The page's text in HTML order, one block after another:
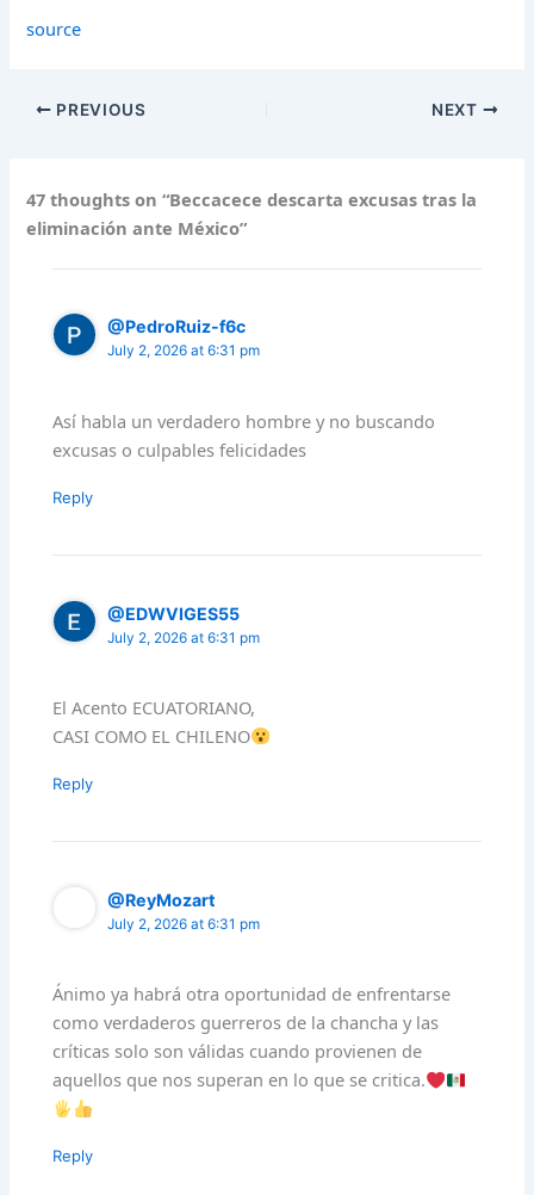
source
PREVIOUS NEXT
47 thoughts on “Beccacece descarta excusas tras la
eliminación ante México”
@PedroRuiz-f6c
July 2, 2026 at 6:31 pm
Así habla un verdadero hombre y no buscando
excusas o culpables felicidades
Reply
@EDWVIGES55
July 2, 2026 at 6:31 pm
El Acento ECUATORIANO,
CASI COMO EL CHILENO
Reply
@ReyMozart
July 2, 2026 at 6:31 pm
Ánimo ya habrá otra oportunidad de enfrentarse
como verdaderos guerreros de la chancha y las
críticas solo son válidas cuando provienen de
aquellos que nos superan en lo que se critica.
Reply